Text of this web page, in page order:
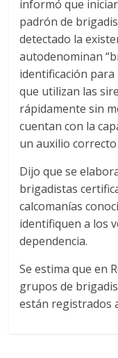
informó que
padrón de
detectado la
autodenominan
identificación
que utilizan las
rápidamente sin
cuentan con la
un auxilio
Dijo que se
brigadistas
calcomanías
identifiquen a los
dependencia.
Se estima que en
grupos de
están registrados